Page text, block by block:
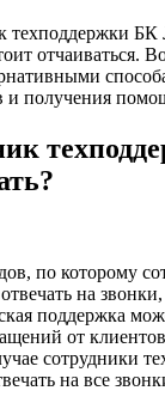
техподдержки БК
отчаиваться.
и получения
по которому
на
поддержка
от
сотрудники
на все